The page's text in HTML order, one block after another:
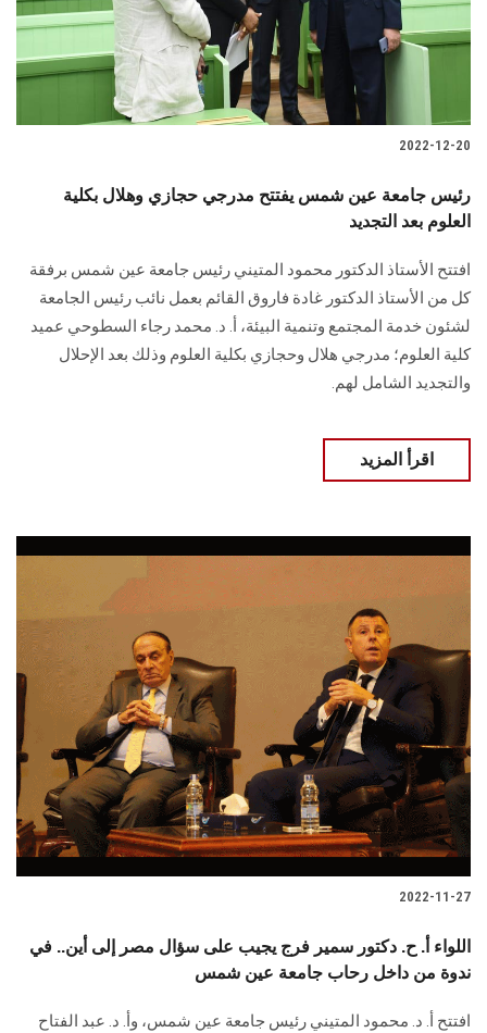
2022-12-20
رئيس جامعة عين شمس يفتتح مدرجي حجازي وهلال بكلية
العلوم بعد التجديد
افتتح الأستاذ الدكتور محمود المتيني رئيس جامعة عين شمس برفقة
كل من الأستاذ الدكتور غادة فاروق القائم بعمل نائب رئيس الجامعة
لشئون خدمة المجتمع وتنمية البيئة، أ. د. محمد رجاء السطوحي عميد
كلية العلوم؛ مدرجي هلال وحجازي بكلية العلوم وذلك بعد الإحلال
والتجديد الشامل لهم.
اقرأ المزيد
2022-11-27
اللواء أ. ح. دكتور سمير فرج يجيب على سؤال مصر إلى أين.. في
ندوة من داخل رحاب جامعة عين شمس
افتتح أ. د. محمود المتيني رئيس جامعة عين شمس، وأ. د. عبد الفتاح